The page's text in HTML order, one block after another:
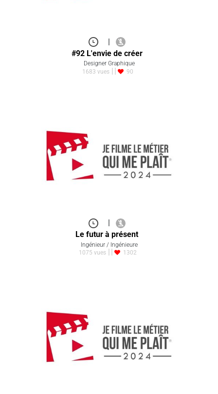
|
#92 L'envie de créer
Designer Graphique
1683 vues
90
|
Le futur à présent
Ingénieur / Ingénieure
1075 vues
1302